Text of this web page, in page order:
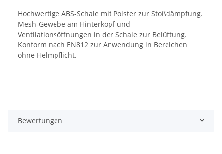
Hochwertige ABS-Schale mit Polster zur Stoßdämpfung.
Mesh-Gewebe am Hinterkopf und
Ventilationsöffnungen in der Schale zur Belüftung.
Konform nach EN812 zur Anwendung in Bereichen
ohne Helmpflicht.
Bewertungen